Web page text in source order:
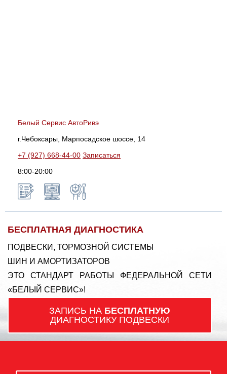
Белый Сервис АвтоРивэ
г.Чебоксары, Марпосадское шоссе, 14
+7 (927) 668-44-00 Записаться
8:00-20:00
БЕСПЛАТНАЯ ДИАГНОСТИКА
ПОДВЕСКИ, ТОРМОЗНОЙ СИСТЕМЫ
ШИН И АМОРТИЗАТОРОВ
ЭТО СТАНДАРТ РАБОТЫ ФЕДЕРАЛЬНОЙ СЕТИ
«БЕЛЫЙ СЕРВИС»!
ЗАПИСЬ НА БЕСПЛАТНУЮ
ДИАГНОСТИКУ ПОДВЕСКИ